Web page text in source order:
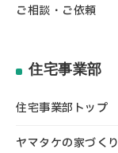
ご相談・ご依頼
住宅事業部
住宅事業部トップ
ヤマタケの家づくり